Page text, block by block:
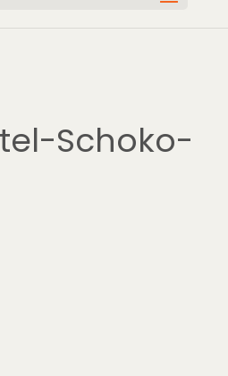
Schoko-